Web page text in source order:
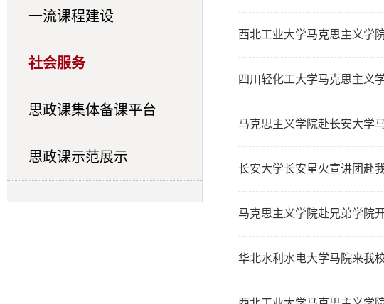
一流课程建设
社会服务
思政课集体备课平台
思政课示范展示
西北工业大学马克思主义学
四川轻化工大学马克思主义
马克思主义学院赴长安大学
长安大学长安星火宣讲团赴
马克思主义学院赴兄弟学院
华北水利水电大学马院来我